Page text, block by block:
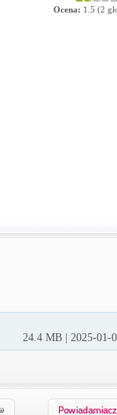
Ocena: 1.5 (2
24.4 MB | 2025-01-